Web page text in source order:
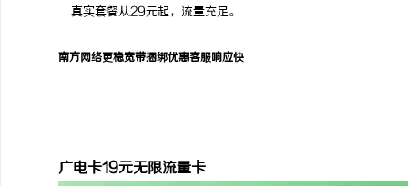
真实套餐从29元起，流量充足。
南方网络更稳宽带捆绑优惠客服响应快
广电卡19元无限流量卡